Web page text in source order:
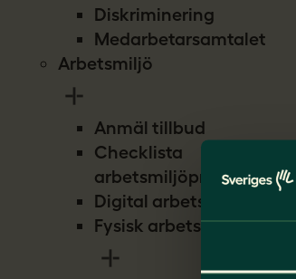
Diskriminering
Medarbetarsamtalet
Arbetsmiljö
Anmäl tillbud
Checklista
arbetsmiljöproblem
Digital arbetsmiljö
Fysisk arbetsmiljö